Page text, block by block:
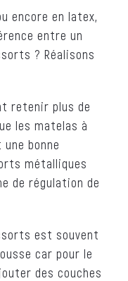
encore en latex,
entre un
? Réalisons
retenir plus de
les matelas à
bonne
métalliques
de régulation de
est souvent
car pour le
des couches